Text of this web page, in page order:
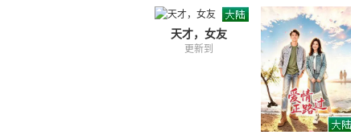
天才，女友
更新到